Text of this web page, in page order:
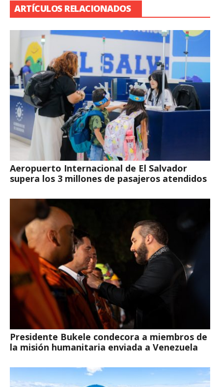
ARTÍCULOS RELACIONADOS
Aeropuerto Internacional de El Salvador
supera los 3 millones de pasajeros atendidos
Presidente Bukele condecora a miembros de
la misión humanitaria enviada a Venezuela